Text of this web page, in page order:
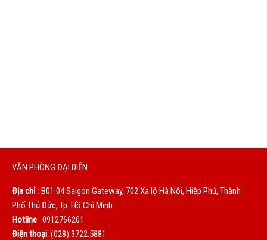
VĂN PHÒNG ĐẠI DIỆN
Địa chỉ: B01.04 Saigon Gateway, 702 Xa lộ Hà Nội, Hiệp Phú, Thành
Phố Thủ Đức, Tp. Hồ Chí Minh
Hotline: 0912766201
Điện thoại: (028) 3722.5881